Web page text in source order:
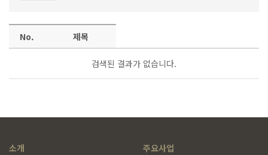
No. 제목
검색된 결과가 없습니다.
소개 주요사업